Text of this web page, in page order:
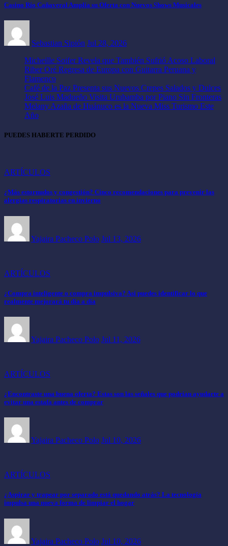
Casino Río Cañaveral Amplía su Oferta con Nuevos Shows Musicales
Sebastian Sipión Jul 28, 2026
Micheille Soifer Revela que También Sufrió Acoso Laboral
Riber Oré Regresa de Europa con Guitarra Peruana y
Flamenco
Café de la Paz Presenta sus Nuevos Crepes Salados y Dulces
José Luis Madueño Visita Urubamba por Piano Sin Fronteras
Melany Azaña de Huánuco es la Nueva Miss Turismo Este
Año
PUEDES HABERTE PERDIDO
ARTÍCULOS
¿Más estornudos y congestión? Cinco recomendaciones para prevenir las
alergias respiratorias en invierno
Yajaira Pacheco Polo Jul 13, 2026
ARTÍCULOS
¿Compra inteligente o compra impulsiva? Así puedes identificar lo que
realmente mejorará tu día a día
Yajaira Pacheco Polo Jul 11, 2026
ARTÍCULOS
¿Encontraste una buena oferta? Estas son las señales que podrían ayudarte a
evitar una estafa antes de comprar
Yajaira Pacheco Polo Jul 10, 2026
ARTÍCULOS
¿Aspirar y trapear por separado está quedando atrás? La tecnología
impulsa una nueva forma de limpiar el hogar
Yajaira Pacheco Polo Jul 10, 2026